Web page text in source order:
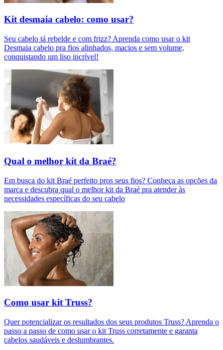
Kit desmaia cabelo: como usar?
Seu cabelo tá rebelde e com frizz? Aprenda como usar o kit
Desmaia cabelo pra fios alinhados, macios e sem volume,
conquistando um liso incrível!
Qual o melhor kit da Braé?
Em busca do kit Braé perfeito pros seus fios? Conheça as opções da
marca e descubra qual o melhor kit da Braé pra atender às
necessidades específicas do seu cabelo
Como usar kit Truss?
Quer potencializar os resultados dos seus produtos Truss? Aprenda o
passo a passo de como usar o kit Truss corretamente e garanta
cabelos saudáveis e deslumbrantes.